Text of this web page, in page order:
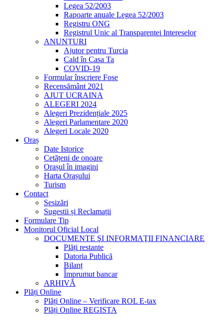
Legea 52/2003
Rapoarte anuale Legea 52/2003
Registru ONG
Registrul Unic al Transparentei Intereselor
ANUNȚURI
Ajutor pentru Turcia
Cald în Casa Ta
COVID-19
Formular înscriere Fose
Recensământ 2021
AJUT UCRAINA
ALEGERI 2024
Alegeri Prezidențiale 2025
Alegeri Parlamentare 2020
Alegeri Locale 2020
Oraș
Date Istorice
Cetățeni de onoare
Orașul în imagini
Harta Orașului
Turism
Contact
Sesizări
Sugestii și Reclamații
Formulare Tip
Monitorul Oficial Local
DOCUMENTE ŞI INFORMAŢII FINANCIARE
Plăți restante
Datoria Publică
Bilanț
Împrumut bancar
ARHIVĂ
Plăți Online
Plăți Online – Verificare ROL E-tax
Plăți Online REGISTA